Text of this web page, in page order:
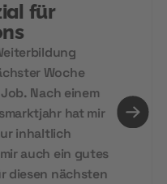
für
Woche
Nach einem
hat mir
inhaltlich
auch ein gutes
diesen nächsten